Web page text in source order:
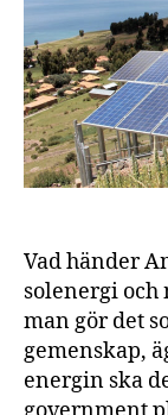
Vad händer
solenergi
man gör det
gemenskap,
energin ska